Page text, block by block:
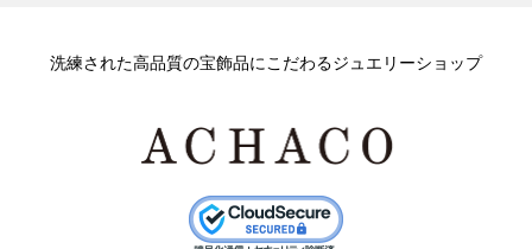
洗練された高品質の宝飾品にこだわるジュエリーショップ